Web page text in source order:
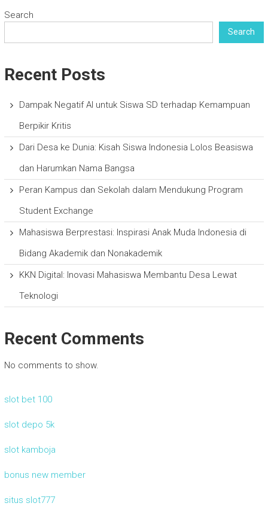
Search
Search
Recent Posts
Dampak Negatif AI untuk Siswa SD terhadap Kemampuan
Berpikir Kritis
Dari Desa ke Dunia: Kisah Siswa Indonesia Lolos Beasiswa
dan Harumkan Nama Bangsa
Peran Kampus dan Sekolah dalam Mendukung Program
Student Exchange
Mahasiswa Berprestasi: Inspirasi Anak Muda Indonesia di
Bidang Akademik dan Nonakademik
KKN Digital: Inovasi Mahasiswa Membantu Desa Lewat
Teknologi
Recent Comments
No comments to show.
slot bet 100
slot depo 5k
slot kamboja
bonus new member
situs slot777